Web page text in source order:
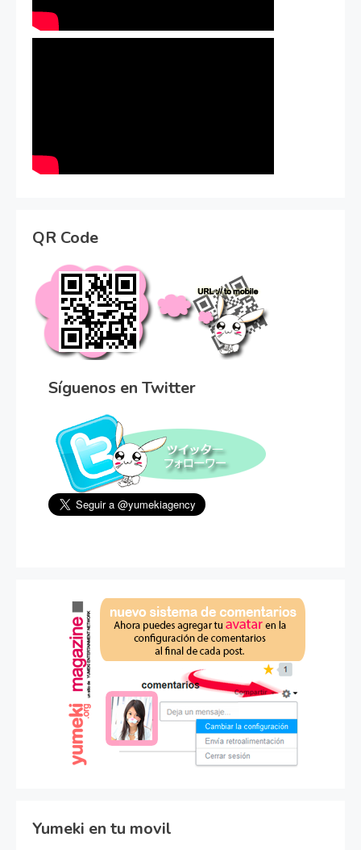
QR Code
Síguenos en Twitter
Yumeki en tu movil